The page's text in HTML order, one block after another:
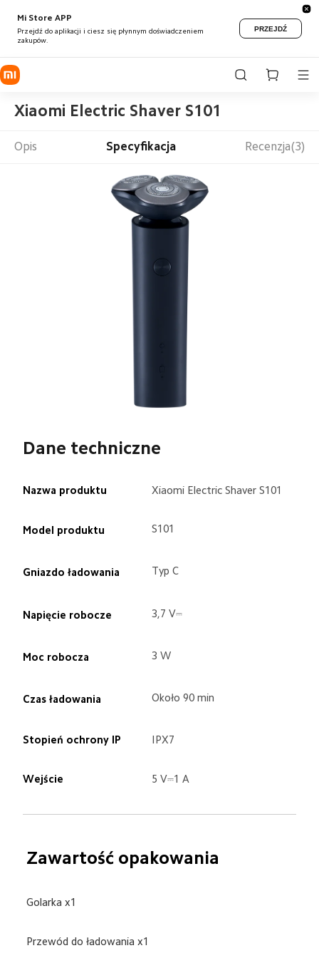
Mi Store APP
Przejdź do aplikacji i ciesz się płynnym doświadczeniem
zakupów.
PRZEJDŹ
Xiaomi Electric Shaver S101
Opis Specyfikacja Recenzja(3)
Dane techniczne
Nazwa produktu Xiaomi Electric Shaver S101
Model produktu S101
Gniazdo ładowania Typ C
Napięcie robocze 3,7 V⎓
Moc robocza 3 W
Czas ładowania Około 90 min
Stopień ochrony IP IPX7
Wejście 5 V⎓1 A
Zawartość opakowania
Golarka x1
Przewód do ładowania x1